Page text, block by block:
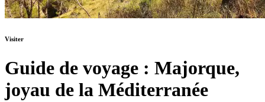
Visiter
Guide de voyage : Majorque,
joyau de la Méditerranée